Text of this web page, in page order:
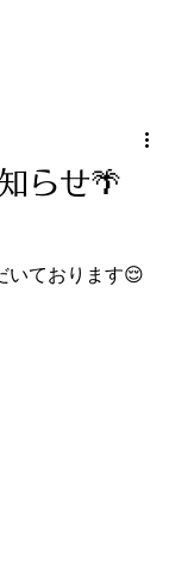
らせ🌴
いております😌